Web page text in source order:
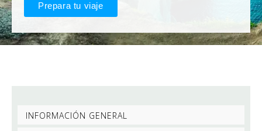
Prepara tu viaje
INFORMACIÓN GENERAL